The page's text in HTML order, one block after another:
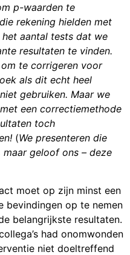
p-waarden te
rekening hielden met
aantal tests dat we
resultaten te vinden.
te corrigeren voor
als dit echt heel
gebruiken. Maar we
een correctiemethode
toch
(We presenteren die
geloof ons – deze
moet op zijn minst een
bevindingen op te nemen
belangrijkste resultaten.
had onomwonden
niet doeltreffend